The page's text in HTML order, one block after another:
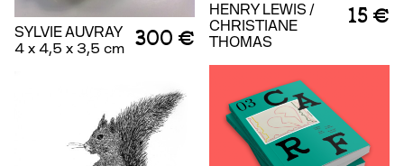
HENRY LEWIS /
CHRISTIANE
THOMAS
15 €
SYLVIE AUVRAY
4 x 4,5 x 3,5 cm
300 €